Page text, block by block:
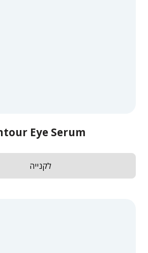
Eye Serum
לקנייה